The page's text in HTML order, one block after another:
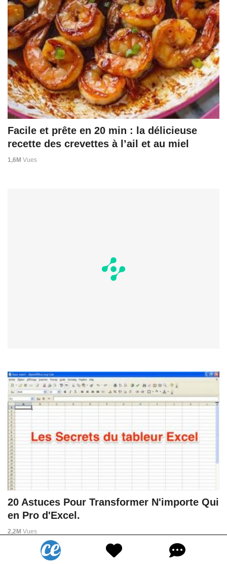
Facile et prête en 20 min : la délicieuse
recette des crevettes à l’ail et au miel
1,6M Vues
20 Astuces Pour Transformer N'importe Qui
en Pro d'Excel.
2,2M Vues